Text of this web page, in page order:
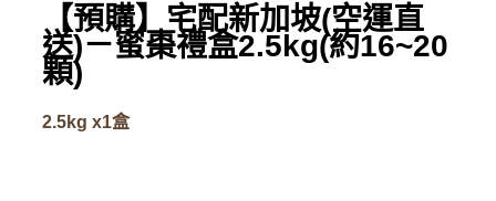
【預購】宅配新加坡(空運直
送)－蜜棗禮盒2.5kg(約16~20
顆)
2.5kg x1盒